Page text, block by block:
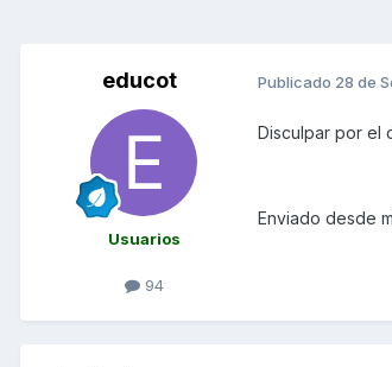
educot
Usuarios
94
Publicado 28 de
Disculpar por el
Enviado desde